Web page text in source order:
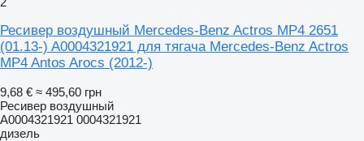
Ресивер воздушный Mercedes-Benz Actros MP4 2651
(01.13-) A0004321921 для тягача Mercedes-Benz Actros
MP4 Antos Arocs (2012-)
9,68 € ≈ 495,60 грн
Ресивер воздушный
A0004321921 0004321921
дизель